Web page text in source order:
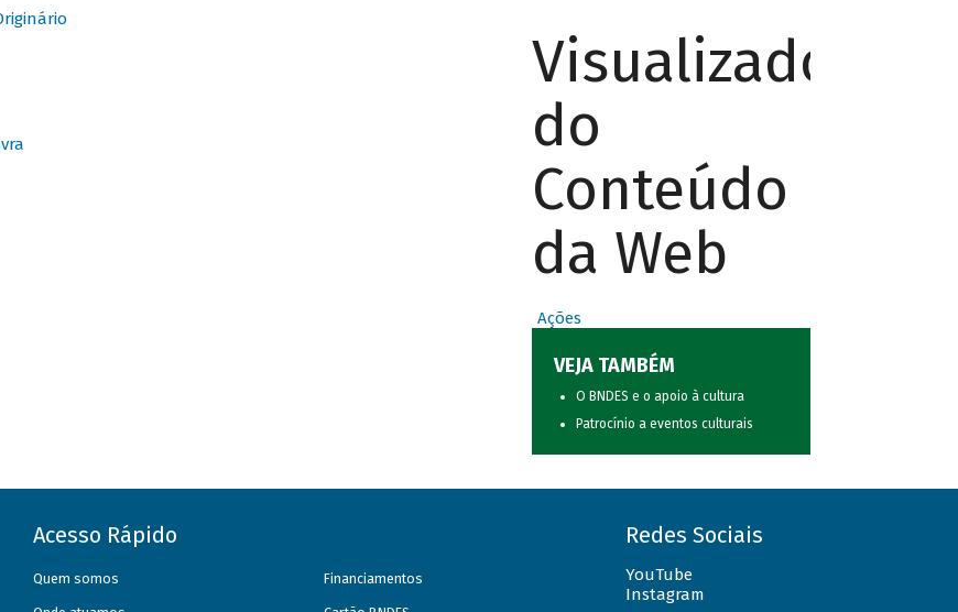
Visualizador
do
Conteúdo
da Web
Ações
VEJA TAMBÉM
O BNDES e o apoio à cultura
Patrocínio a eventos culturais
Acesso Rápido
Quem somos Financiamentos
Redes Sociais
YouTube
Instagram